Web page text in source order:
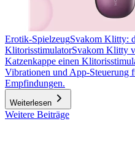
Erotik-SpielzeugSvakom Klitty:
KlitorisstimulatorSvakom Klitty
Katzenkappe einen
Vibrationen und App-Steuerung
Empfindungen.
Weiterlesen
Weitere Beiträge